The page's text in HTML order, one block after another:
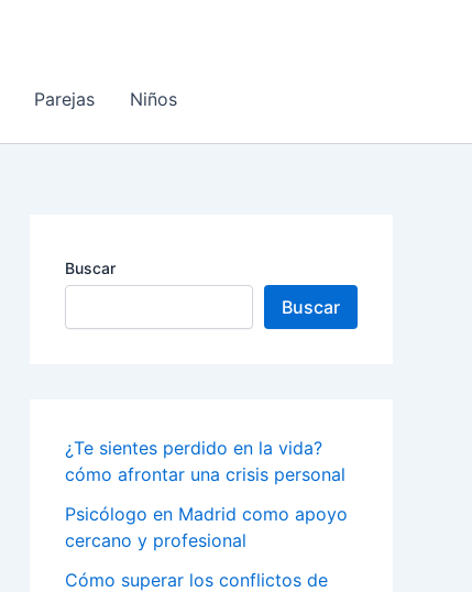
Parejas Niños
Buscar
Buscar
¿Te sientes perdido en la vida?
cómo afrontar una crisis personal
Psicólogo en Madrid como apoyo
cercano y profesional
Cómo superar los conflictos de